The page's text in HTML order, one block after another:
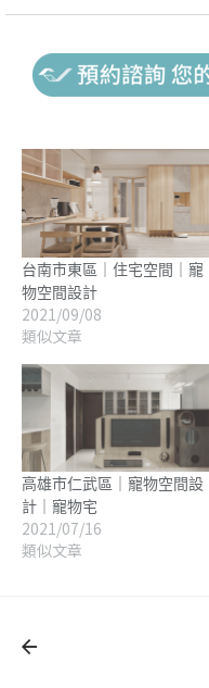
台南市東區｜住宅空間｜寵
物空間設計
2021/09/08
類似文章
高雄市仁武區｜寵物空間設
計｜寵物宅
2021/07/16
類似文章